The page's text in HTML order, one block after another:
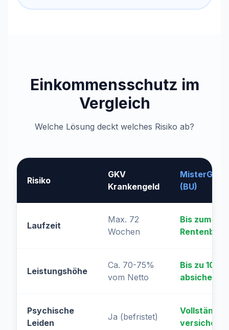
Einkommensschutz im
Vergleich
Welche Lösung deckt welches Risiko ab?
Risiko
GKV
Krankengeld
(BU)
Laufzeit
Max. 72
Wochen
Bis zum
Leistungshöhe
Ca. 70-75%
vom Netto
Bis zu 100%
absicherbar
Psychische
Leiden
Ja (befristet)
Vollständig
versichert